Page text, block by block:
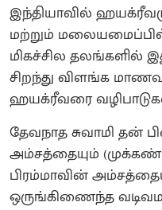
இந்தியாவில்
மற்றும்
மிகச்சில தலங்களில்
சிறந்து விளங்க
ஹயக்ரீவரை
தேவநாத சுவாமி தன்
அம்சத்தையும் (முக்கண்
பிரம்மாவின்
ஒருங்கிணைந்த